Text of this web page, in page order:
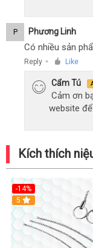
P Phương Linh
Có nhiều sản
Reply ● Like
Cẩm Tú
Cảm ơn
website
Kích thích
-14%
Hot
5